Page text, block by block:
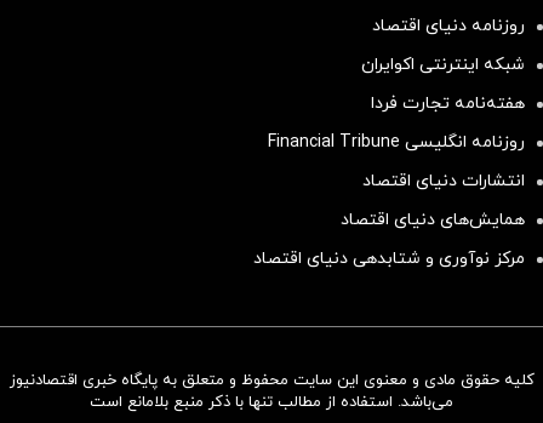
سرمایه‌گذاری همسنگ با شاخص
روزنامه دنیای اقتصاد
شبکه اینترنتی اکوایران
هفته‌نامه تجارت فردا
روزنامه انگلیسی Financial Tribune
انتشارات دنیای اقتصاد
همایش‌های دنیای اقتصاد
مرکز نوآوری و شتابدهی دنیای اقتصاد
کلیه حقوق مادی و معنوی این سایت محفوظ و متعلق به پایگاه خبری اقتصادنیوز
می‌باشد. استفاده از مطالب تنها با ذکر منبع بلامانع است